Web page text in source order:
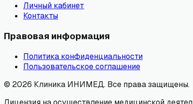
Личный кабинет
Контакты
Правовая информация
Политика конфиденциальности
Пользовательское соглашение
© 2026 Клиника ИНИМЕД. Все права защищены.